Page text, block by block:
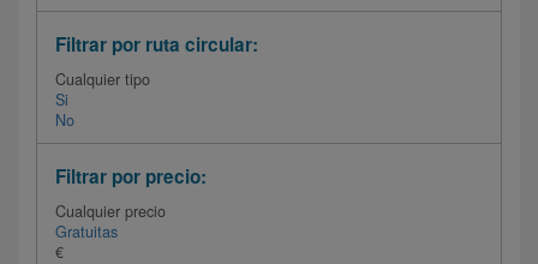
Filtrar por ruta circular:
Cualquier tipo
Si
No
Filtrar por precio:
Cualquier precio
Gratuitas
€